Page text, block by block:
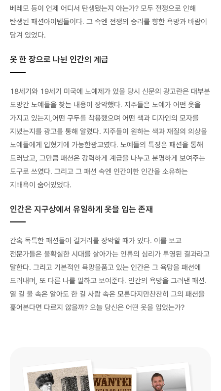
베레모 등이 언제 어디서 탄생됐는지 아는가? 모두 전쟁으로 인해
탄생된 패션아이템들이다. 그 속엔 전쟁의 승리를 향한 욕망과 바람이
담겨 있었다.
옷 한 장으로 나뉜 인간의 계급
18세기와 19세기 미국에 노예제가 있을 당시 신문의 광고란은 대부분
도망간 노예들을 찾는 내용이 장악했다. 지주들은 노예가 어떤 옷을
가지고 있는지,어떤 구두를 착용했으며 어떤 색과 디자인의 모자를
지녔는지를 광고를 통해 알렸다. 지주들이 원하는 색과 재질의 의상을
노예들에게 입혔기에 가능한광고였다. 노예들의 특징은 패션을 통해
드러났고, 그만큼 패션은 강력하게 계급을 나누고 분명하게 보여주는
도구로 쓰였다. 그리고 그 패션 속엔 인간이한 인간을 소유하는
지배욕이 숨어있었다.
인간은 지구상에서 유일하게 옷을 입는 존재
간혹 독특한 패션들이 길거리를 장악할 때가 있다. 이를 보고
전문가들은 불확실한 시대를 살아가는 인류의 심리가 투영된 결과라고
말한다. 그리고 기본적인 욕망을품고 있는 인간은 그 욕망을 패션에
드러내며, 또 다른 나를 말하고 보여준다. 인간의 욕망을 그려낸 패션.
열 길 물 속은 알아도 한 길 사람 속은 모른다지만찬찬히 그의 패션을
훑어본다면 다르지 않을까? 오늘 당신은 어떤 옷을 입었는가?